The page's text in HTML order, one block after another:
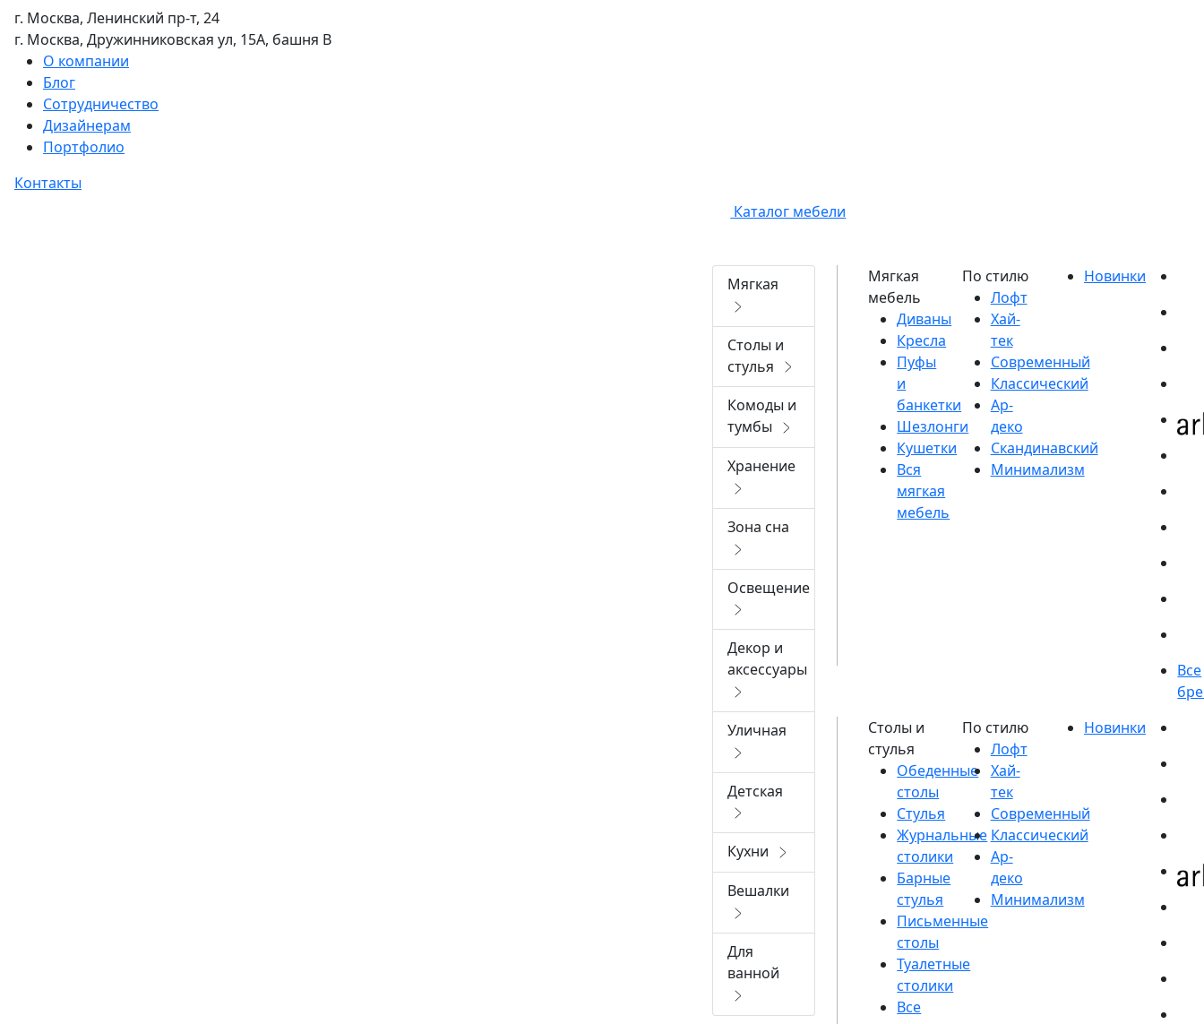
г. Москва, Ленинский пр-т, 24
г. Москва, Дружинниковская ул, 15А, башня В
О компании
Блог
Сотрудничество
Дизайнерам
Портфолио
Контакты
Каталог мебели
Мягкая
Столы и
стулья
Комоды и
тумбы
Хранение
Зона сна
Освещение
Декор и
аксессуары
Уличная
Детская
Кухни
Вешалки
Для
ванной
Диваны
Кресла
Пуфы
и
банкетки
Шезлонги
Кушетки
Обеденные
столы
Стулья
Журнальные
столики
Барные
стулья
Письменные
столы
Туалетные
столики